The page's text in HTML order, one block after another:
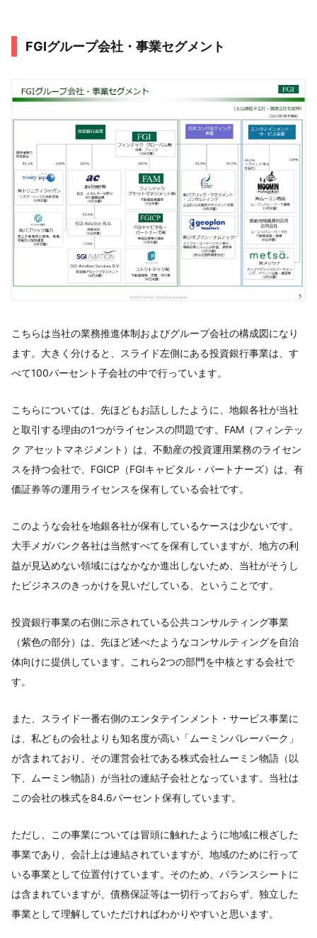
FGIグループ会社・事業セグメント
こちらは当社の業務推進体制およびグループ会社の構成図になり
ます。大きく分けると、スライド左側にある投資銀行事業は、す
べて100パーセント子会社の中で行っています。
こちらについては、先ほどもお話ししたように、地銀各社が当社
と取引する理由の1つがライセンスの問題です。FAM（フィンテッ
ク アセットマネジメント）は、不動産の投資運用業務のライセン
スを持つ会社で、FGICP（FGIキャピタル・パートナーズ）は、有
価証券等の運用ライセンスを保有している会社です。
このような会社を地銀各社が保有しているケースは少ないです。
大手メガバンク各社は当然すべてを保有していますが、地方の利
益が見込めない領域にはなかなか進出しないため、当社がそうし
たビジネスのきっかけを見いだしている、ということです。
投資銀行事業の右側に示されている公共コンサルティング事業
（紫色の部分）は、先ほど述べたようなコンサルティングを自治
体向けに提供しています。これら2つの部門を中核とする会社で
す。
また、スライド一番右側のエンタテインメント・サービス事業に
は、私どもの会社よりも知名度が高い「ムーミンバレーパーク」
が含まれており、その運営会社である株式会社ムーミン物語（以
下、ムーミン物語）が当社の連結子会社となっています。当社は
この会社の株式を84.6パーセント保有しています。
ただし、この事業については冒頭に触れたように地域に根ざした
事業であり、会計上は連結されていますが、地域のために行って
いる事業として位置付けています。そのため、バランスシートに
は含まれていますが、債務保証等は一切行っておらず、独立した
事業として理解していただければわかりやすいと思います。